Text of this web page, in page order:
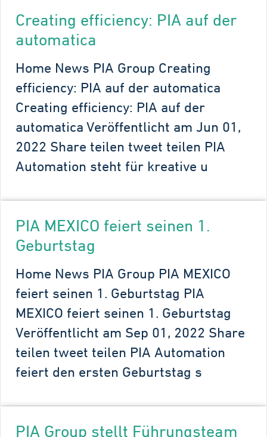
Creating efficiency: PIA auf der
automatica
Home News PIA Group Creating
efficiency: PIA auf der automatica
Creating efficiency: PIA auf der
automatica Veröffentlicht am Jun 01,
2022 Share teilen tweet teilen PIA
Automation steht für kreative u
PIA MEXICO feiert seinen 1.
Geburtstag
Home News PIA Group PIA MEXICO
feiert seinen 1. Geburtstag PIA
MEXICO feiert seinen 1. Geburtstag
Veröffentlicht am Sep 01, 2022 Share
teilen tweet teilen PIA Automation
feiert den ersten Geburtstag s
PIA Group stellt Führungsteam